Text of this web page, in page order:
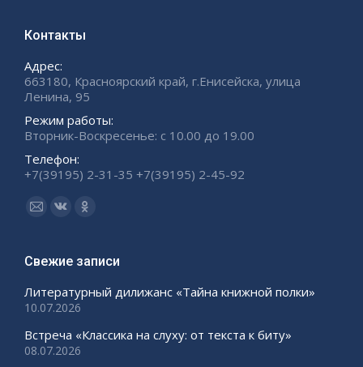
Контакты
Адрес:
663180, Красноярский край, г.Енисейска, улица
Ленина, 95
Режим работы:
Вторник-Воскресенье: с 10.00 до 19.00
Телефон:
+7(39195) 2-31-35 +7(39195) 2-45-92
Ищите нас:
Страница
открывается
новом
Страница
открывается
новом
Страница
открывается
новом
Свежие записи
Литературный дилижанс «Тайна книжной полки»
10.07.2026
Встреча «Классика на слуху: от текста к биту»
08.07.2026